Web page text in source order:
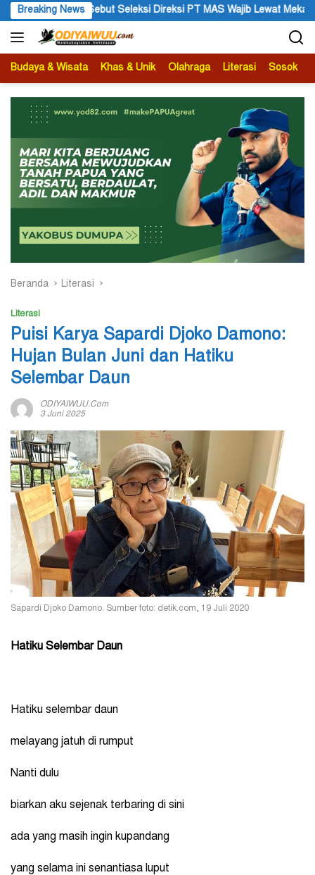
Langsung
ke
konten
Breaking News
Direksi PT MAS Wajib Lewat Mekanisme RUPS
Budaya & Wisata Khas & Unik Olahraga Literasi Sosok
Beranda Literasi
Literasi
Puisi Karya Sapardi Djoko Damono:
Hujan Bulan Juni dan Hatiku
Selembar Daun
ODIYAIWUU.com
3 Juni 2025
Sapardi Djoko Damono. Sumber foto: detik.com, 19 Juli 2020
Hatiku Selembar Daun
Hatiku selembar daun
melayang jatuh di rumput
Nanti dulu
biarkan aku sejenak terbaring di sini
ada yang masih ingin kupandang
yang selama ini senantiasa luput